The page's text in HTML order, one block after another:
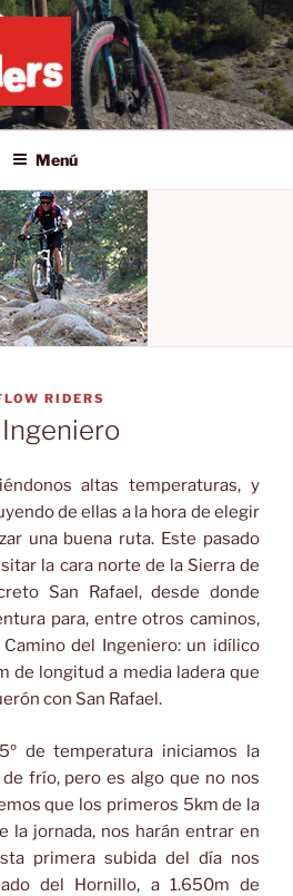
RIDE!
Menú
RIDERS
altas temperaturas, y
de ellas a la hora de elegir
una buena ruta. Este pasado
la cara norte de la Sierra de
San Rafael, desde donde
para, entre otros caminos,
del Ingeniero: un idílico
de longitud a media ladera que
con San Rafael.
de temperatura iniciamos la
frío, pero es algo que no nos
que los primeros 5km de la
la jornada, nos harán entrar en
primera subida del día nos
del Hornillo, a 1.650m de